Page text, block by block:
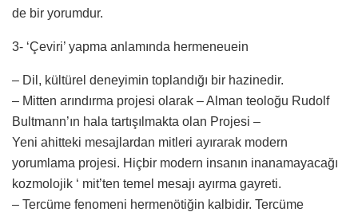
de bir yorumdur.
3- ‘Çeviri’ yapma anlamında hermeneuein
– Dil, kültürel deneyimin toplandığı bir hazinedir.
– Mitten arındırma projesi olarak – Alman teoloğu Rudolf
Bultmann’ın hala tartışılmakta olan Projesi –
Yeni ahitteki mesajlardan mitleri ayırarak modern
yorumlama projesi. Hiçbir modern insanın inanamayacağı
kozmolojik ‘ mit’ten temel mesajı ayırma gayreti.
– Tercüme fenomeni hermenötiğin kalbidir. Tercüme